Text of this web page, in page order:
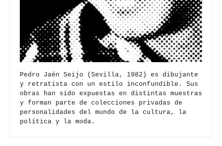
Pedro Jaén Seijo (Sevilla, 1982) es dibujante
y retratista con un estilo inconfundible. Sus
obras han sido expuestas en distintas muestras
y forman parte de colecciones privadas de
personalidades del mundo de la cultura, la
política y la moda.